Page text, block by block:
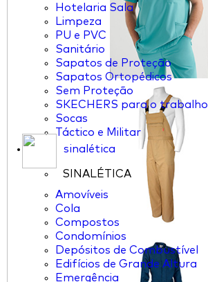
Hotelaria Sala
Limpeza
PU e PVC
Sanitário
Sapatos de Proteção
Sapatos Ortopédicos
Sem Proteção
SKECHERS para o trabalho
Socas
Táctico e Militar
sinalética
SINALÉTICA
Amovíveis
Cola
Compostos
Condomínios
Depósitos de Combustível
Edifícios de Grande Altura
Emergência